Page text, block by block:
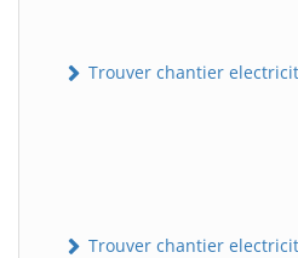
Trouver chantier
Trouver chantier